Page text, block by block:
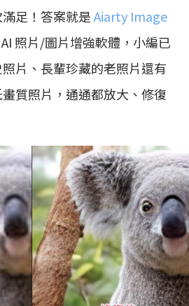
足！答案就是Aiarty Image
照片/圖片增強軟體，小編已
片、長輩珍藏的老照片還有
質照片，通通都放大、修復